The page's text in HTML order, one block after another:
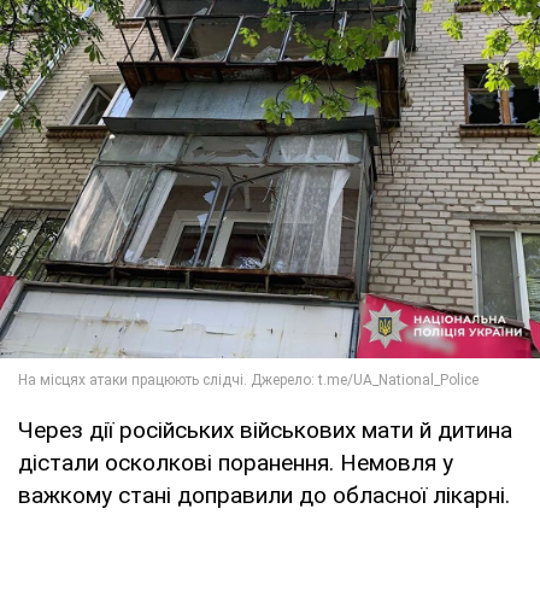
Через дії російських військових мати й дитина
дістали осколкові поранення. Немовля у
важкому стані доправили до обласної лікарні.